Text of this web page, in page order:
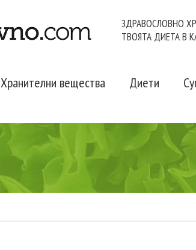
ЗДРАВОСЛОВНО
ТВОЯТА ДИЕТА В
Хранителни вещества Диети